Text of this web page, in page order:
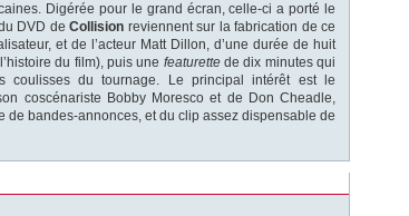
Digérée pour le grand écran, celle-ci a porté le
DVD deCollision reviennent sur la fabrication de ce
et de l’acteur Matt Dillon, d’une durée de huit
du film), puis une featurettede dix minutes qui
coulisses du tournage. Le principal intérêt est le
coscénariste Bobby Moresco et de Don Cheadle,
de bandes-annonces, et du clip assez dispensable de